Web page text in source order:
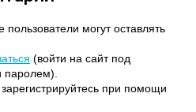
пользователи могут оставлять
(войти на сайт под
при помощи